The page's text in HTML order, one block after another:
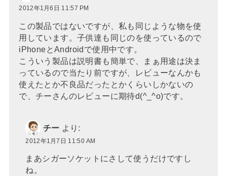
2012年1月6日 11:57 PM
この製品ではないですが、私も同じような物を使
用しています。子供達も同じのを使っているので
iPhoneとAndroidで使用中です。
こういう製品は説明書も簡単で、まぁ用途は決ま
っているので当たり前ですが、レビューなんかも
使えたとか不良品だったとかくらいしかないの
で、チーさんのレビューに期待d(^_^o)です。
チー より:
2012年1月7日 11:50 AM
まあシガーソケットにさして使うだけですし
ね。